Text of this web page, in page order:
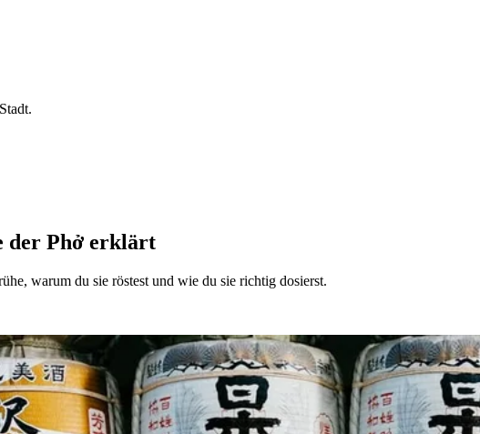
der Phở erklärt
warum du sie röstest und wie du sie richtig dosierst.